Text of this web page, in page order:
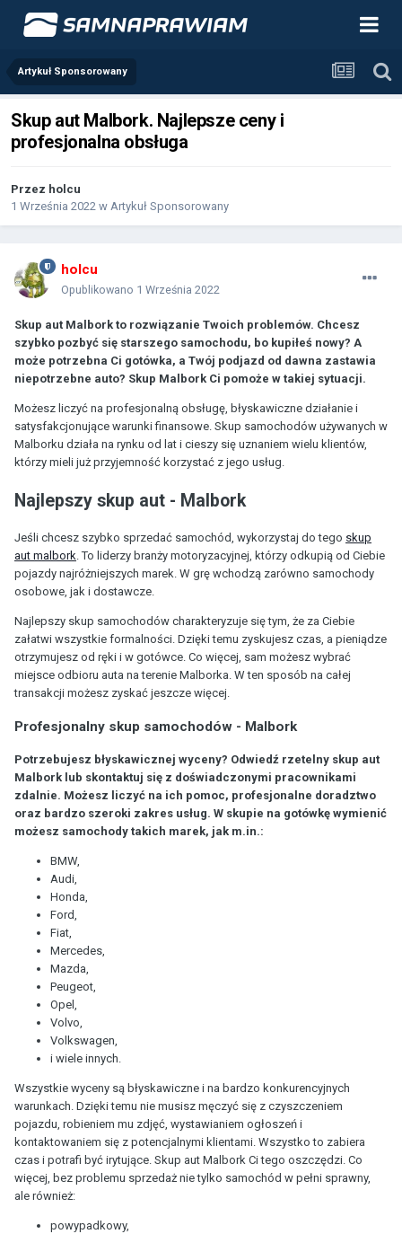
Artykuł Sponsorowany
Skup aut Malbork. Najlepsze ceny i
profesjonalna obsługa
Przez holcu
1 Września 2022 w Artykuł Sponsorowany
holcu
Opublikowano 1 Września 2022
Skup aut Malbork to rozwiązanie Twoich problemów. Chcesz
szybko pozbyć się starszego samochodu, bo kupiłeś nowy? A
może potrzebna Ci gotówka, a Twój podjazd od dawna zastawia
niepotrzebne auto? Skup Malbork Ci pomoże w takiej sytuacji.
Możesz liczyć na profesjonalną obsługę, błyskawiczne działanie i
satysfakcjonujące warunki finansowe. Skup samochodów używanych w
Malborku działa na rynku od lat i cieszy się uznaniem wielu klientów,
którzy mieli już przyjemność korzystać z jego usług.
Najlepszy skup aut - Malbork
Jeśli chcesz szybko sprzedać samochód, wykorzystaj do tego skup
aut malbork . To liderzy branży motoryzacyjnej, którzy odkupią od Ciebie
pojazdy najróżniejszych marek. W grę wchodzą zarówno samochody
osobowe, jak i dostawcze.
Najlepszy skup samochodów charakteryzuje się tym, że za Ciebie
załatwi wszystkie formalności. Dzięki temu zyskujesz czas, a pieniądze
otrzymujesz od ręki i w gotówce. Co więcej, sam możesz wybrać
miejsce odbioru auta na terenie Malborka. W ten sposób na całej
transakcji możesz zyskać jeszcze więcej.
Profesjonalny skup samochodów - Malbork
Potrzebujesz błyskawicznej wyceny? Odwiedź rzetelny skup aut
Malbork lub skontaktuj się z doświadczonymi pracownikami
zdalnie. Możesz liczyć na ich pomoc, profesjonalne doradztwo
oraz bardzo szeroki zakres usług. W skupie na gotówkę wymienić
możesz samochody takich marek, jak m.in.:
BMW,
Audi,
Honda,
Ford,
Fiat,
Mercedes,
Mazda,
Peugeot,
Opel,
Volvo,
Volkswagen,
i wiele innych.
Wszystkie wyceny są błyskawiczne i na bardzo konkurencyjnych
warunkach. Dzięki temu nie musisz męczyć się z czyszczeniem
pojazdu, robieniem mu zdjęć, wystawianiem ogłoszeń i
kontaktowaniem się z potencjalnymi klientami. Wszystko to zabiera
czas i potrafi być irytujące. Skup aut Malbork Ci tego oszczędzi. Co
więcej, bez problemu sprzedaż nie tylko samochód w pełni sprawny,
ale również:
powypadkowy,